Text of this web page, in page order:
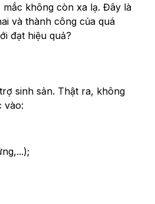
không còn xa lạ. Đây là
và thành công của quá
đạt hiệu quả?
sinh sản. Thật ra, không
vào: